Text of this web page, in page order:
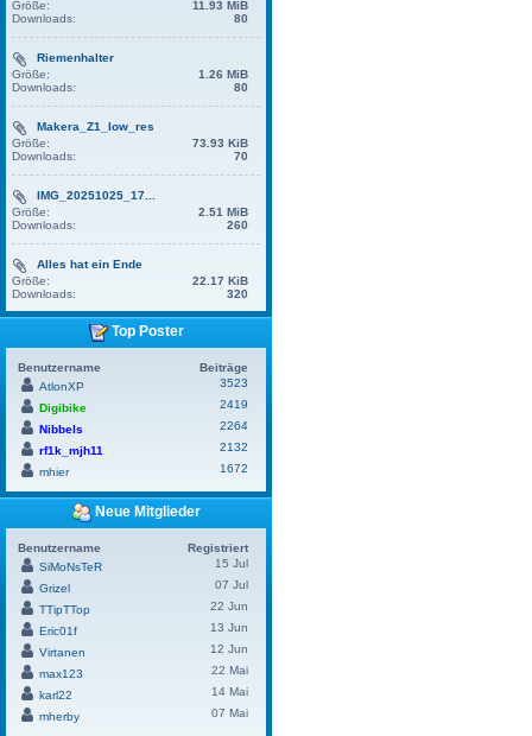
Größe:
11.93 MiB
Downloads:
80
Riemenhalter
Größe:
1.26 MiB
Downloads:
80
Makera_Z1_low_res
Größe:
73.93 KiB
Downloads:
70
IMG_20251025_17...
Größe:
2.51 MiB
Downloads:
260
Alles hat ein Ende
Größe:
22.17 KiB
Downloads:
320
Top Poster
Benutzername
Beiträge
AtlonXP
3523
Digibike
2419
Nibbels
2264
rf1k_mjh11
2132
mhier
1672
Neue Mitglieder
Benutzername
Registriert
SiMoNsTeR
15 Jul
Grizel
07 Jul
TTipTTop
22 Jun
Eric01f
13 Jun
Virtanen
12 Jun
max123
22 Mai
karl22
14 Mai
mherby
07 Mai